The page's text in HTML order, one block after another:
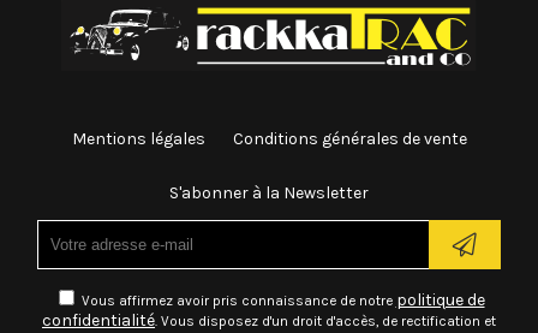
Mentions légales Conditions générales de vente
S'abonner à la Newsletter
Vous affirmez avoir pris connaissance de notre politique de
confidentialité. Vous disposez d'un droit d'accès, de rectification et